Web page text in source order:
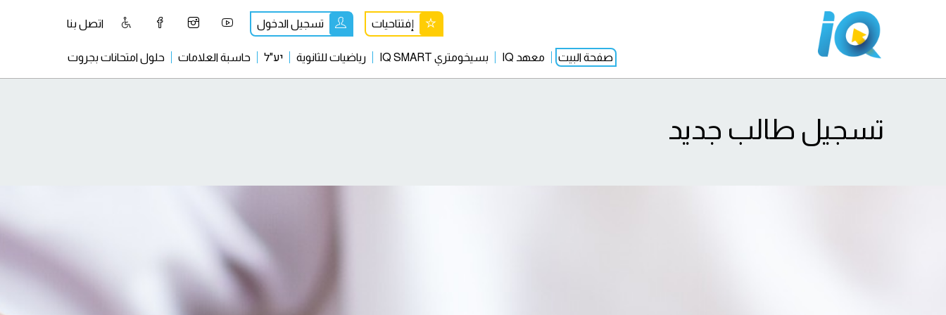
إفتتاحيات تسجيل الدخول اتصل بنا
صفحة البيت معهد IQ بسيخومتري IQ SMART رياضيات للثانوية יע"ל حاسبة العلامات حلول امتحانات بجروت
تسجيل طالب جديد